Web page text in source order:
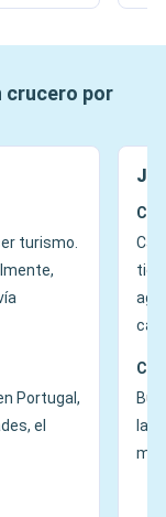
crucero por
turismo.
Portugal,
el
las